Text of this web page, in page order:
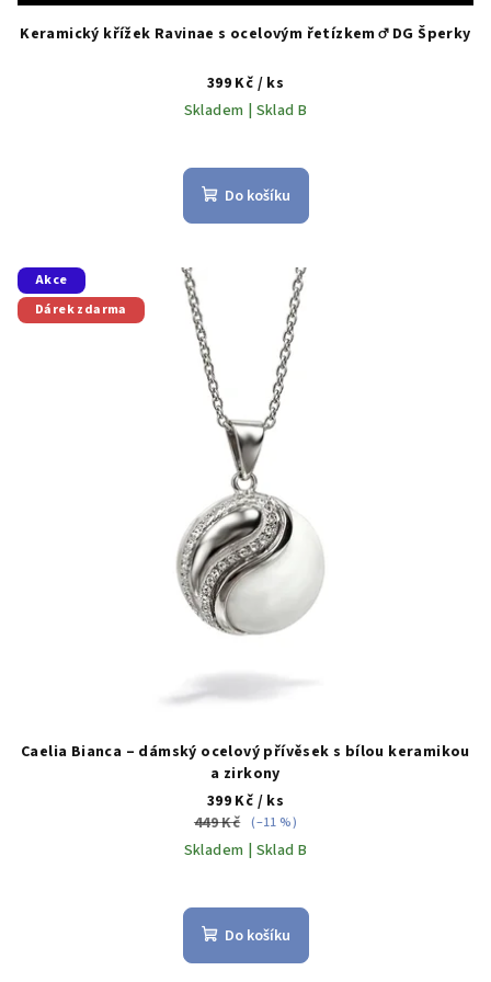
Keramický křížek Ravinae s ocelovým řetízkem ♂️ DG Šperky
399 Kč / ks
Skladem | Sklad B
Do košíku
Akce
Dárek zdarma
Caelia Bianca – dámský ocelový přívěsek s bílou keramikou
a zirkony
399 Kč / ks
449 Kč (–11 %)
Skladem | Sklad B
Do košíku